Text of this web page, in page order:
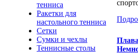
тенниса
Ракетки для
настольного тенниса
Сетки
Сумки и чехлы
Теннисные столы